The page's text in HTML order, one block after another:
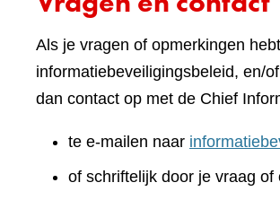
Als je vragen of opmerkingen
informatiebeveiligingsbeleid, en/
dan contact op met de Chief
te e-mailen naar
of schriftelijk door je vraag